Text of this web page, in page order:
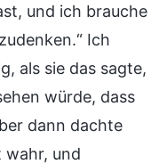
und ich brauche
Ich
als sie das sagte,
würde, dass
dann dachte
wahr, und